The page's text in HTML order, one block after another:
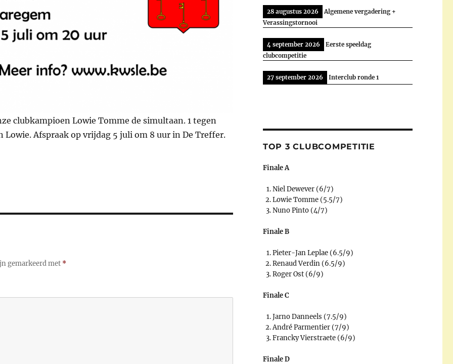
clubkampioen Lowie Tomme de simultaan. 1 tegen
Lowie. Afspraak op vrijdag 5 juli om 8 uur in De Treffer.
gemarkeerd met *
28 augustus 2026
Algemene vergadering +
Verassingstornooi
4 september 2026
Eerste speeldag
clubcompetitie
27 september 2026 Interclub ronde 1
TOP 3 CLUBCOMPETITIE
Finale A
Niel Dewever (6/7)
Lowie Tomme (5.5/7)
Nuno Pinto (4/7)
Finale B
Pieter-Jan Leplae (6.5/9)
Renaud Verdin (6.5/9)
Roger Ost (6/9)
Finale C
Jarno Danneels (7.5/9)
André Parmentier (7/9)
Francky Vierstraete (6/9)
Finale D